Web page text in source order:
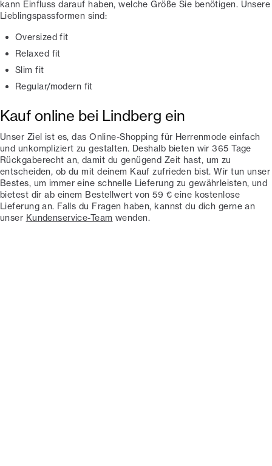
kann Einfluss darauf haben, welche Größe Sie benötigen. Unsere
Lieblingspassformen sind:
Oversized fit
Relaxed fit
Slim fit
Regular/modern fit
Kauf online bei Lindberg ein
Unser Ziel ist es, das Online-Shopping für Herrenmode einfach
und unkompliziert zu gestalten. Deshalb bieten wir 365 Tage
Rückgaberecht an, damit du genügend Zeit hast, um zu
entscheiden, ob du mit deinem Kauf zufrieden bist. Wir tun unser
Bestes, um immer eine schnelle Lieferung zu gewährleisten, und
bietest dir ab einem Bestellwert von 59 € eine kostenlose
Lieferung an. Falls du Fragen haben, kannst du dich gerne an
unser Kundenservice-Team wenden.